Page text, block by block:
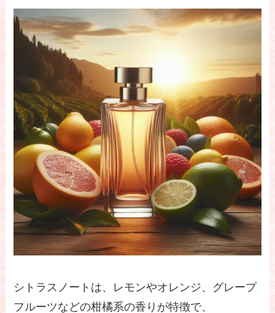
シトラスノートは、レモンやオレンジ、グレープ
フルーツなどの柑橘系の香りが特徴で、